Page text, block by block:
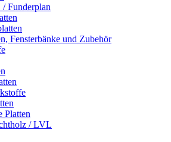
Funderplan
Fensterbänke und Zubehör
Platten
/ LVL